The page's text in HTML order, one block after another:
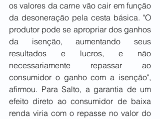
os valores da carne vão cair em função
da desoneração pela cesta básica. "O
produtor pode se apropriar dos ganhos
da isenção, aumentando seus
resultados e lucros, e não
necessariamente repassar ao
consumidor o ganho com a isenção",
afirmou. Para Salto, a garantia de um
efeito direto ao consumidor de baixa
renda viria com o repasse no valor do